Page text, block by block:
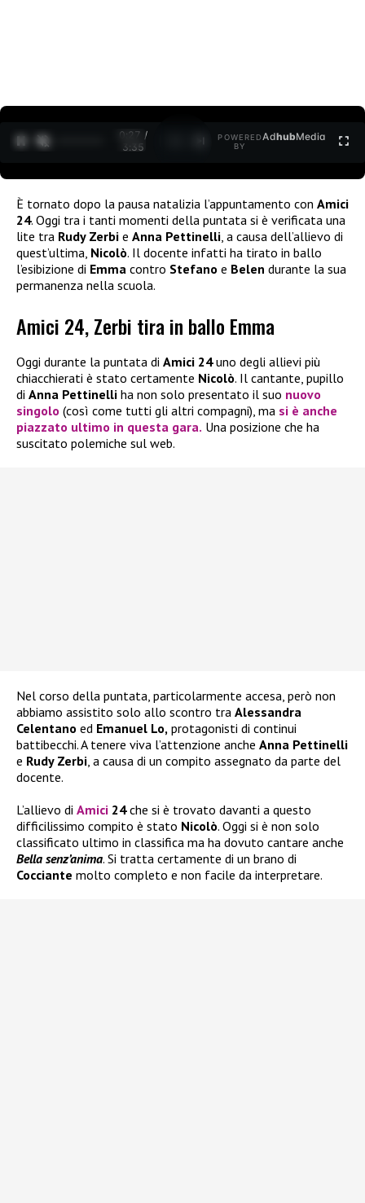
0:28 /
3:35
POWERED
BY
AdhubMedia
È tornato dopo la pausa natalizia l’appuntamento con Amici
24. Oggi tra i tanti momenti della puntata si è verificata una
lite tra Rudy Zerbi e Anna Pettinelli , a causa dell’allievo di
quest’ultima, Nicolò. Il docente infatti ha tirato in ballo
l’esibizione di Emma contro Stefano e Belen durante la sua
permanenza nella scuola.
Amici 24, Zerbi tira in ballo Emma
Oggi durante la puntata di Amici 24uno degli allievi più
chiacchierati è stato certamente Nicolò. Il cantante, pupillo
di Anna Pettinelli ha non solo presentato il suo nuovo
singolo (così come tutti gli altri compagni), ma si è anche
piazzato ultimo in questa gara. Una posizione che ha
suscitato polemiche sul web.
Nel corso della puntata, particolarmente accesa, però non
abbiamo assistito solo allo scontro tra Alessandra
Celentano ed Emanuel Lo, protagonisti di continui
battibecchi. A tenere viva l’attenzione anche Anna Pettinelli
e Rudy Zerbi, a causa di un compito assegnato da parte del
docente.
L’allievo di Amici 24che si è trovato davanti a questo
difficilissimo compito è stato Nicolò. Oggi si è non solo
classificato ultimo in classifica ma ha dovuto cantare anche
Bella senz’anima. Si tratta certamente di un brano di
Cocciante molto completo e non facile da interpretare.